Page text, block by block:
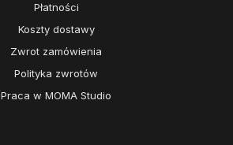
Płatności
Koszty dostawy
Zwrot zamówienia
Polityka zwrotów
Praca w MOMA Studio